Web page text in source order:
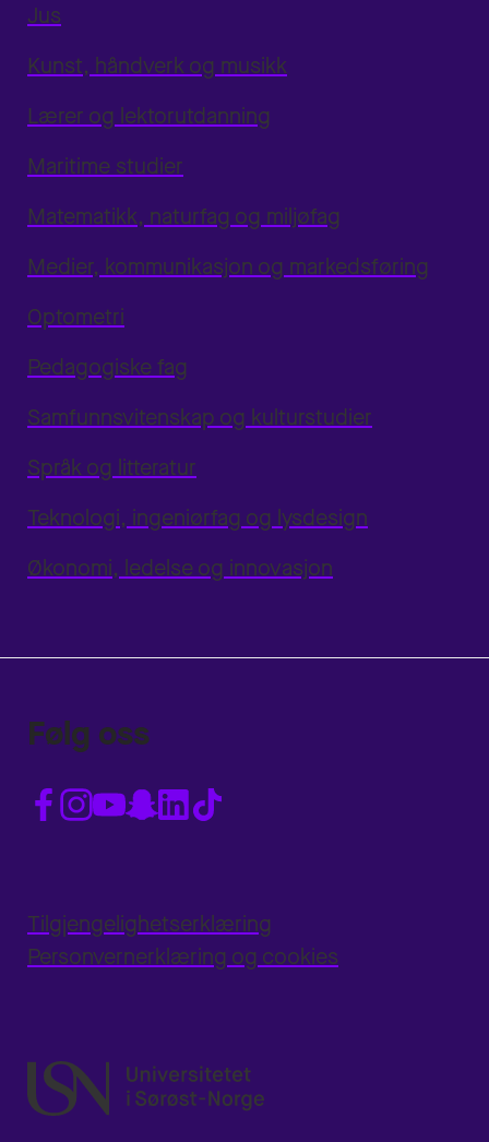
Jus
Kunst, håndverk og musikk
Lærer og lektorutdanning
Maritime studier
Matematikk, naturfag og miljøfag
Medier, kommunikasjon og markedsføring
Optometri
Pedagogiske fag
Samfunnsvitenskap og kulturstudier
Språk og litteratur
Teknologi, ingeniørfag og lysdesign
Økonomi, ledelse og innovasjon
Følg oss
Tilgjengelighetserklæring
Personvernerklæring og cookies